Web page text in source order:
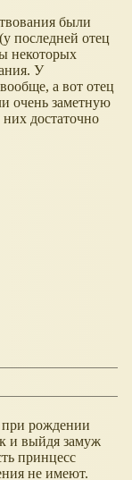
были
последней отец
некоторых
У
а вот отец
очень заметную
достаточно
при рождении
и выйдя замуж
принцесс
не имеют.